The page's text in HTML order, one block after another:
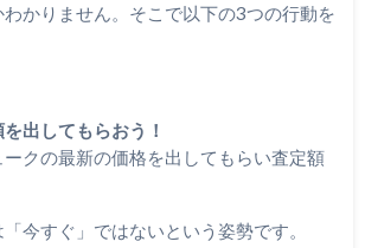
かりません。そこで以下の3つの行動を
出してもらおう！
クの最新の価格を出してもらい査定額
今すぐ」ではないという姿勢です。